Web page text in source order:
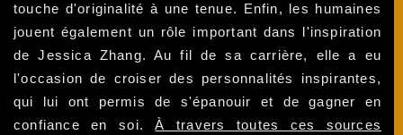
touche d'originalité à une tenue. Enfin, les humaines
jouent également un rôle important dans l'inspiration
de Jessica Zhang. Au fil de sa carrière, elle a eu
l'occasion de croiser des personnalités inspirantes,
qui lui ont permis de s'épanouir et de gagner en
confiance en soi.À travers toutes ces sources